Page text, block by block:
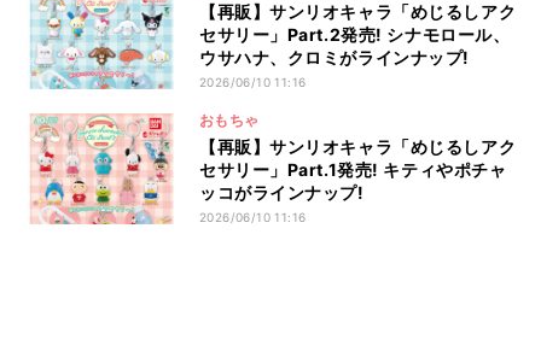
【再販】サンリオキャラ「めじるしアク
セサリー」Part.2発売! シナモロール、
ウサハナ、クロミがラインナップ!
2026/06/10 11:16
おもちゃ
【再販】サンリオキャラ「めじるしアク
セサリー」Part.1発売! キティやポチャ
ッコがラインナップ!
2026/06/10 11:16